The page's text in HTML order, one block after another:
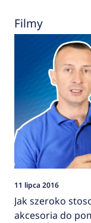
Filmy
11 lipca 2016
Jak szeroko
akcesoria do